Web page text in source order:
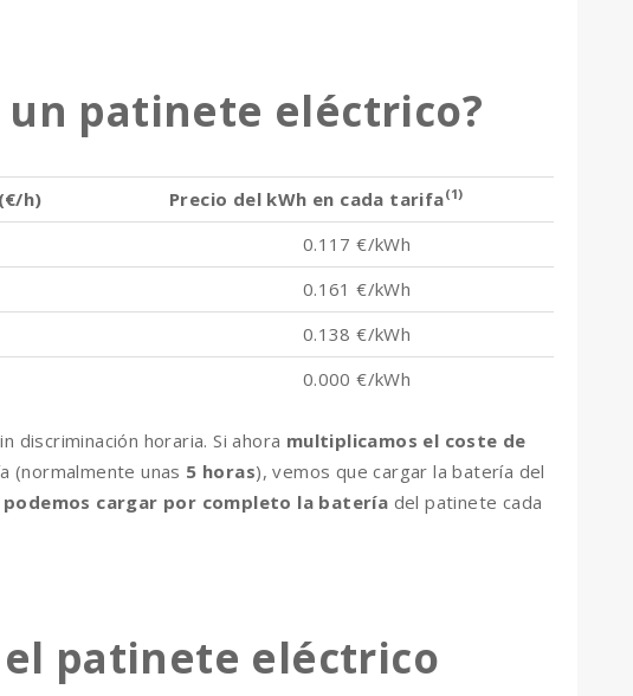
un patinete eléctrico?
h) Precio del kWh en cada tarifa(1)
0.117 €/kWh
0.161 €/kWh
0.138 €/kWh
0.000 €/kWh
discriminación horaria. Si ahora multiplicamos el coste de
(normalmente unas 5 horas), vemos que cargar la batería del
cargar por completo la batería del patinete cada
el patinete eléctrico